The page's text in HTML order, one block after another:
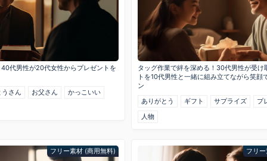
代男性が20代女性からプレゼントを
うさん お父さん かっこいい
タッグ作業で絆を深める！30代男性が受け
トを10代男性と一緒に組み立てながら笑顔
ン
ありがとう
ギフト サプライズ
プ
人物
フリー素材 (商用無料) フリ